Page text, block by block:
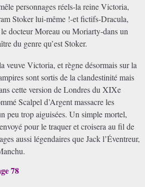
personnages réels-la reine Victoria,
Stoker lui-même !-et fictifs-Dracula,
docteur Moreau ou Moriarty-dans un
du genre qu’est Stoker.
veuve Victoria, et règne désormais sur la
sont sortis de la clandestinité mais
cette version de Londres du XIXe
Scalpel d’Argent massacre les
peu trop aiguisées. Un simple mortel,
pour le traquer et croisera au fil de
aussi légendaires que Jack l’Éventreur,
78